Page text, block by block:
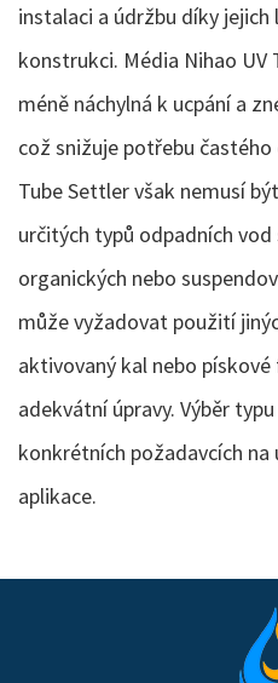
instalaci a údržbu díky
konstrukci. Média Nihao
méně náchylná k ucpání a
což snižuje potřebu
Tube Settler však nemusí
určitých typů odpadních
organických nebo
může vyžadovat použití
aktivovaný kal nebo
adekvátní úpravy. Výběr
konkrétních požadavcích
aplikace.